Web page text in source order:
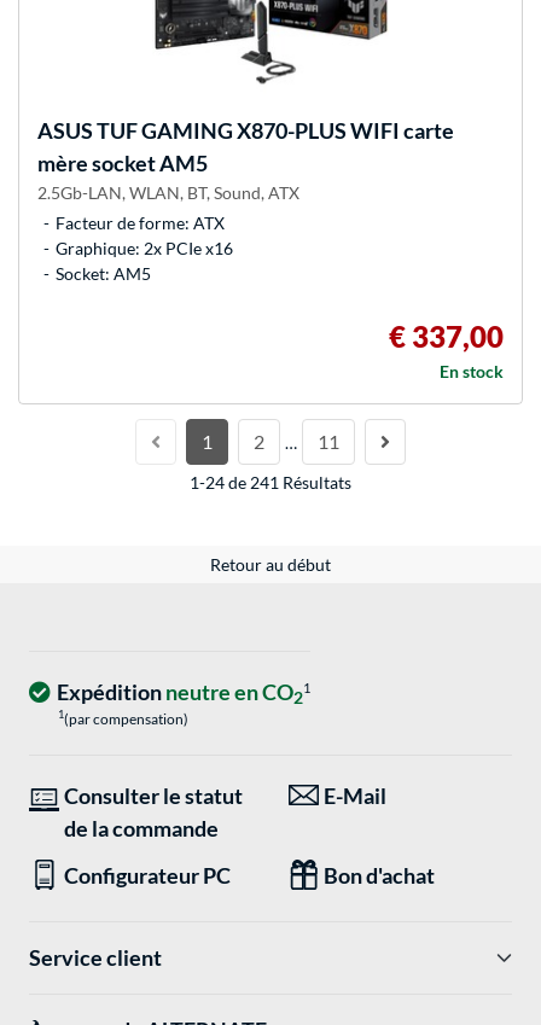
ASUSTUF GAMING X870-PLUS WIFI carte
mère socket AM5
2.5Gb-LAN, WLAN, BT, Sound, ATX
Facteur de forme: ATX
Graphique: 2x PCIe x16
Socket: AM5
€ 337,00
En stock
1 2 … 11
1-24 de 241 Résultats
Retour au début
Expéditionneutre en CO21
1(par compensation)
Consulter le statut
de la commande
E-Mail
Configurateur PC Bon d'achat
Service client